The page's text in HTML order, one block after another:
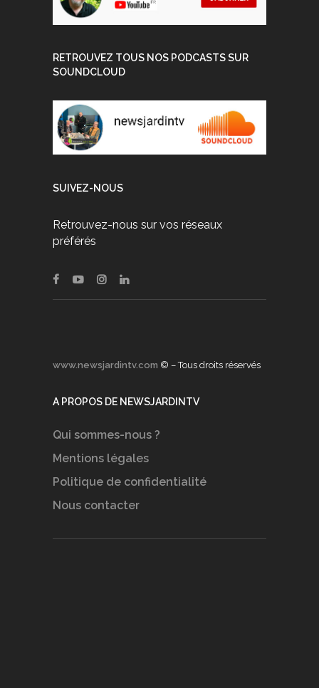
RETROUVEZ TOUS NOS PODCASTS SUR
SOUNDCLOUD
SUIVEZ-NOUS
Retrouvez-nous sur vos réseaux
préférés
www.newsjardintv.com © – Tous droits réservés
A PROPOS DE NEWSJARDINTV
Qui sommes-nous ?
Mentions légales
Politique de confidentialité
Nous contacter